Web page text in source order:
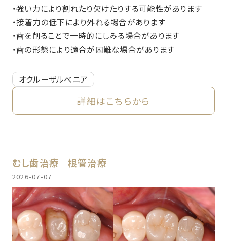
・強い力により割れたり欠けたりする可能性があります
・接着力の低下により外れる場合があります
・歯を削ることで一時的にしみる場合があります
・歯の形態により適合が困難な場合があります
オクルーザルべニア
詳細はこちらから
むし歯治療 根管治療
2026-07-07